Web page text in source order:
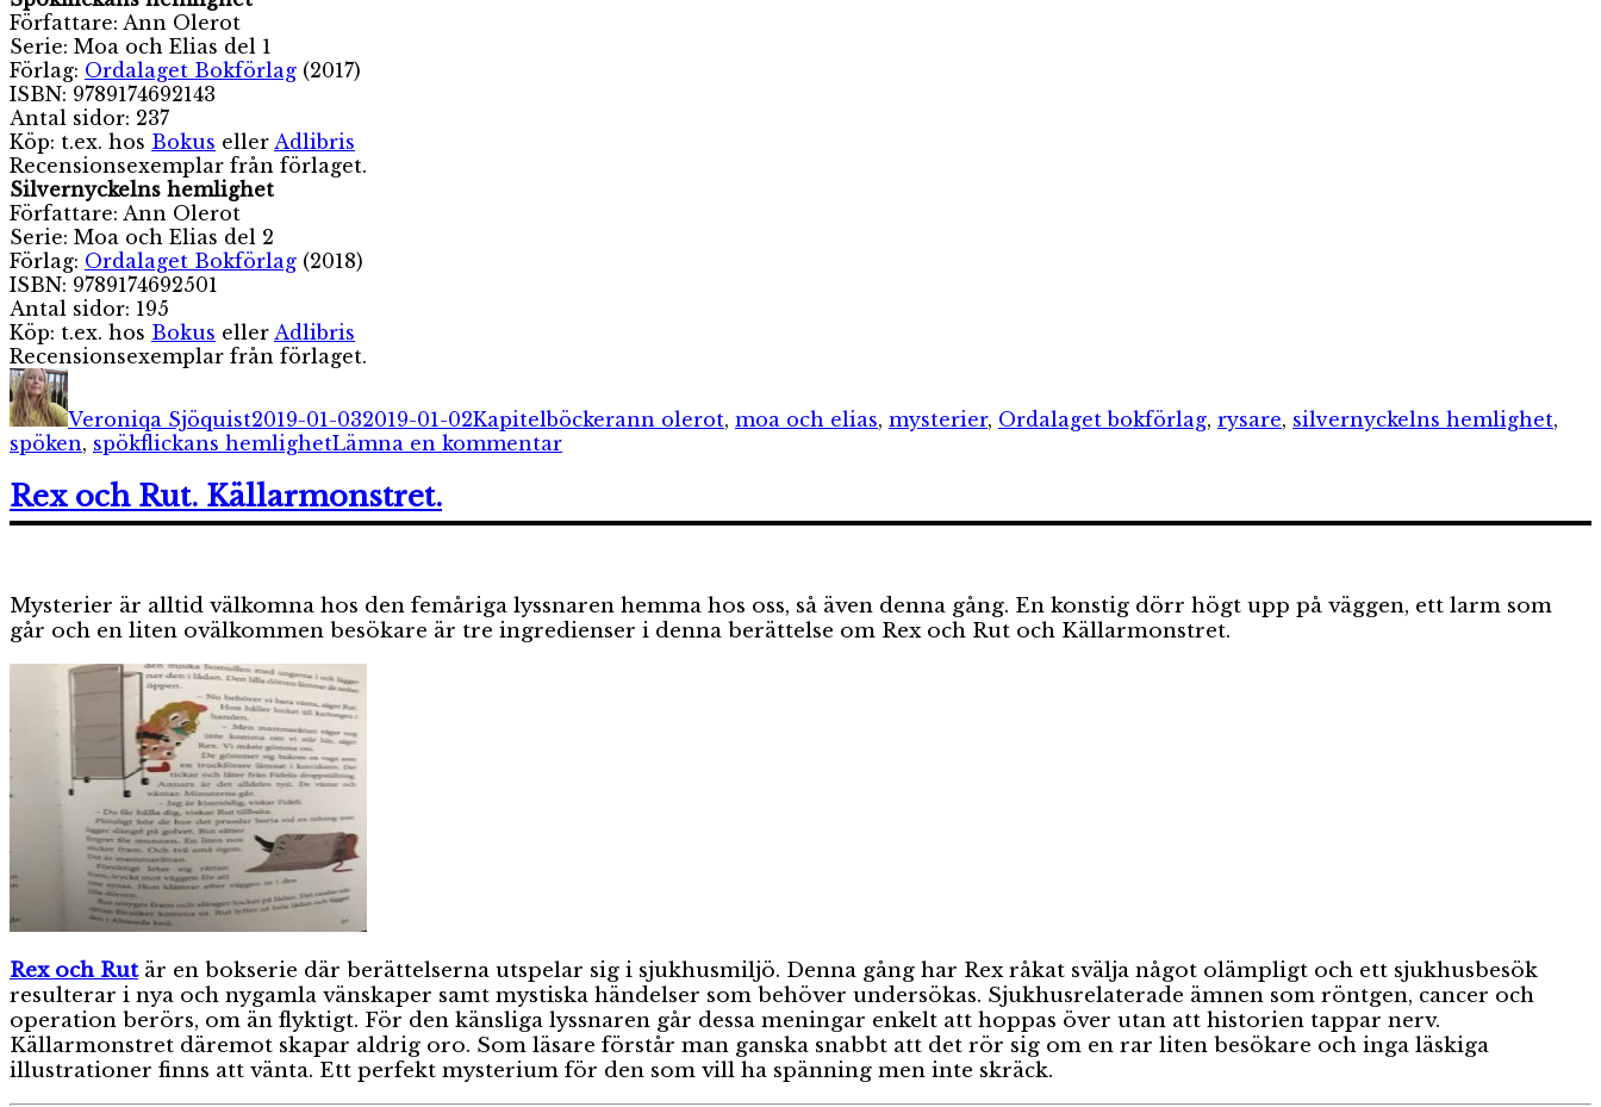
Författare: Ann Olerot
Serie: Moa och Elias del 1
Förlag: Ordalaget Bokförlag (2017)
ISBN: 9789174692143
Antal sidor: 237
Köp: t.ex. hos Bokus eller Adlibris
Recensionsexemplar från förlaget.
Silvernyckelns hemlighet
Författare: Ann Olerot
Serie: Moa och Elias del 2
Förlag: Ordalaget Bokförlag (2018)
ISBN: 9789174692501
Antal sidor: 195
Köp: t.ex. hos Bokus eller Adlibris
Recensionsexemplar från förlaget.
Författare
Veroniqa Sjöquist2019-01-032019-01-02Kapitelböckerann olerot, moa och elias, mysterier, Ordalaget bokförlag, rysare, silvernyckelns hemlighet,
spöken, spökflickans hemlighetLämna en kommentartill
Rex och Rut. Källarmonstret.
Mysterier är alltid välkomna hos den femåriga lyssnaren hemma hos oss, så även denna gång. En konstig dörr högt upp på väggen, ett larm som
går och en liten ovälkommen besökare är tre ingredienser i denna berättelse om Rex och Rut och Källarmonstret.
Rex och Rutär en bokserie där berättelserna utspelar sig i sjukhusmiljö. Denna gång har Rex råkat svälja något olämpligt och ett sjukhusbesök
resulterar i nya och nygamla vänskaper samt mystiska händelser som behöver undersökas. Sjukhusrelaterade ämnen som röntgen, cancer och
operation berörs, om än flyktigt. För den känsliga lyssnaren går dessa meningar enkelt att hoppas över utan att historien tappar nerv.
Källarmonstret däremot skapar aldrig oro. Som läsare förstår man ganska snabbt att det rör sig om en rar liten besökare och inga läskiga
illustrationer finns att vänta. Ett perfekt mysterium för den som vill ha spänning men inte skräck.